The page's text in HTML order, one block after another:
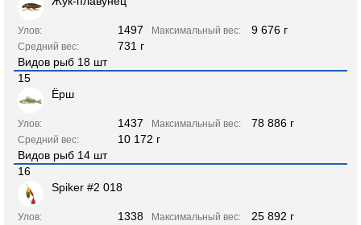
Улов: 1497 Максимальный вес: 9 676 г
Средний вес:
731 г
Видов рыб 18 шт
15
Ёрш
Улов: 1437 Максимальный вес: 78 886 г
Средний вес:
10 172 г
Видов рыб 14 шт
16
Spiker #2 018
Улов: 1338 Максимальный вес: 25 892 г